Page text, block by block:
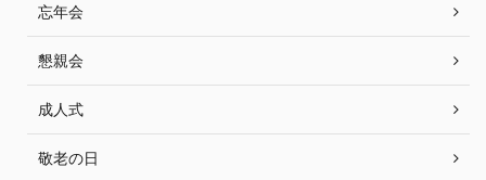
忘年会
懇親会
成人式
敬老の日